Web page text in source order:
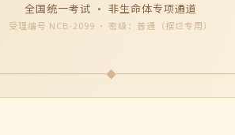
全国统一考试 · 非生命体专项通道
受理编号 NCB-2099 · 密级：普通（摆烂专用）
◆